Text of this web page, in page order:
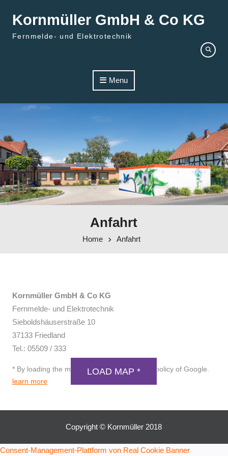
Kornmüller GmbH & Co KG
Fernmelde- und Elektrotechnik
Menu
Anfahrt
Home Anfahrt
Kornmüller GmbH & Co KG
Fernmelde- und Elektrotechnik
Sieboldshäuserstraße 10
37133 Friedland
Tel.: 05509 / 333
LOAD MAP *
* By loading the map you accept the privacy policy of Google.
learn more
Copyright © Kornmüller 2018
Consent-Management-Plattform von Real Cookie Banner